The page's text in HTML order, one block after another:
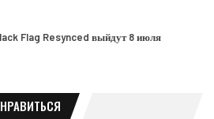
Flag Resynced выйдут 8 июля